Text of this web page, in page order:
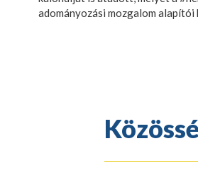
adományozási mozgalom alapítói